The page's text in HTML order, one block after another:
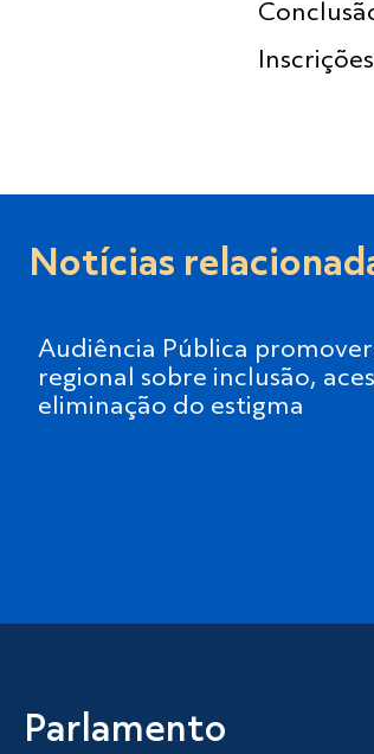
Notícias
Audiência Pública
regional sobre inclusão,
eliminação do estigma
Parlamento